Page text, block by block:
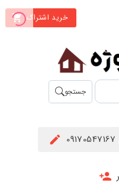
خرید اشتراک
جستجو